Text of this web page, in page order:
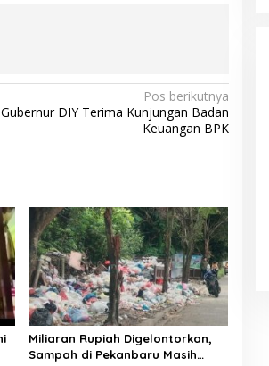
Pos berikutnya
DIY Terima Kunjungan Badan
Keuangan BPK
Miliaran Rupiah Digelontorkan,
Sampah di Pekanbaru Masih